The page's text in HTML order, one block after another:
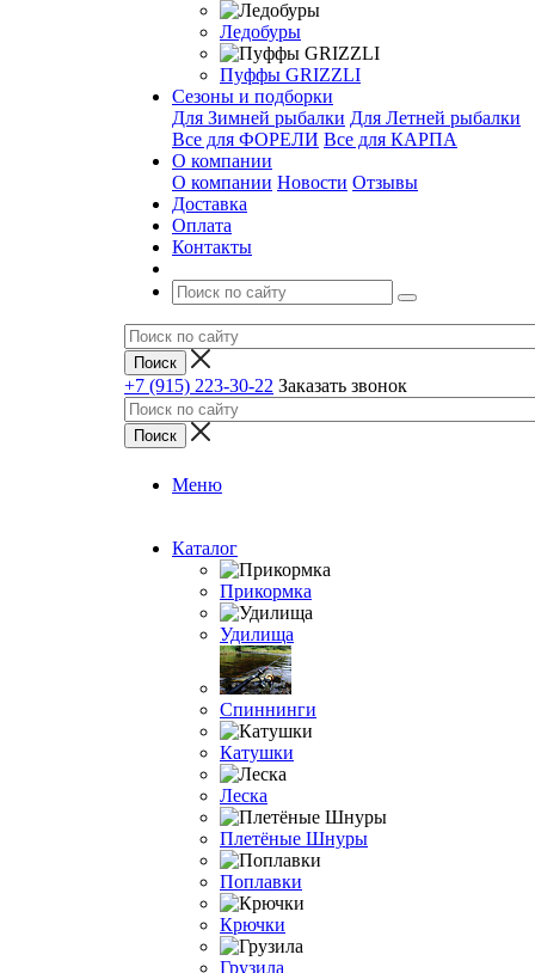
Ледобуры
Пуффы GRIZZLI
Сезоны и подборки
Для Зимней рыбалки Для Летней рыбалки
Все для ФОРЕЛИ Все для КАРПА
О компании
О компании Новости Отзывы
Доставка
Оплата
Контакты
+7 (915) 223-30-22 Заказать звонок
Меню
Каталог
Прикормка
Удилища
Спиннинги
Катушки
Леска
Плетёные Шнуры
Поплавки
Крючки
Грузила